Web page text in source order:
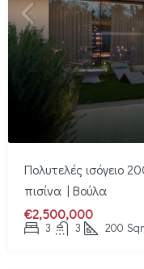
Πολυτελές ισόγειο
πισίνα | Βούλα
€2,500,000
3 3 200